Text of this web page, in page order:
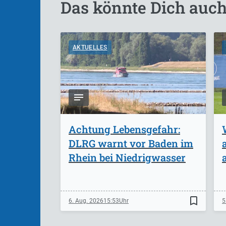
Das könnte Dich
AKTUELLES
Achtung Lebensgefahr:
DLRG warnt vor Baden im
Rhein bei Niedrigwasser
6. Aug. 202615:53 bookmark_border